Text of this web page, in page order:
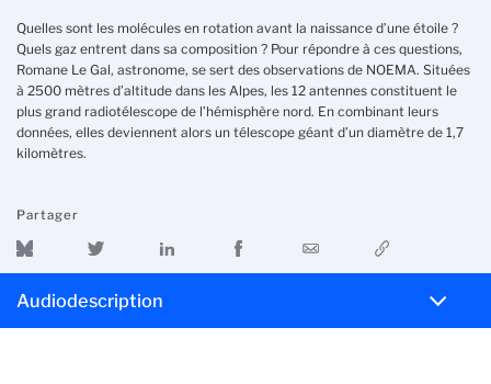
Quelles sont les molécules en rotation avant la naissance d’une étoile ?
Quels gaz entrent dans sa composition ? Pour répondre à ces questions,
Romane Le Gal, astronome, se sert des observations de NOEMA. Situées
à 2500 mètres d’altitude dans les Alpes, les 12 antennes constituent le
plus grand radiotélescope de l’hémisphère nord. En combinant leurs
données, elles deviennent alors un télescope géant d’un diamètre de 1,7
kilomètres.
Partager
Audiodescription